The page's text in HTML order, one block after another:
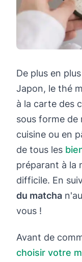
De plus en
Japon, le thé
à la carte des
sous forme de
cuisine ou en
de tous les
préparant à la
difficile. En
du matcha
vous !
Avant de
choisir votre